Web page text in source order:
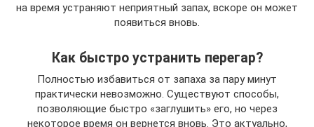
на время устраняют неприятный запах, вскоре он может
появиться вновь.
Как быстро устранить перегар?
Полностью избавиться от запаха за пару минут
практически невозможно. Существуют способы,
позволяющие быстро «заглушить» его, но через
некоторое время он вернется вновь. Это актуально,